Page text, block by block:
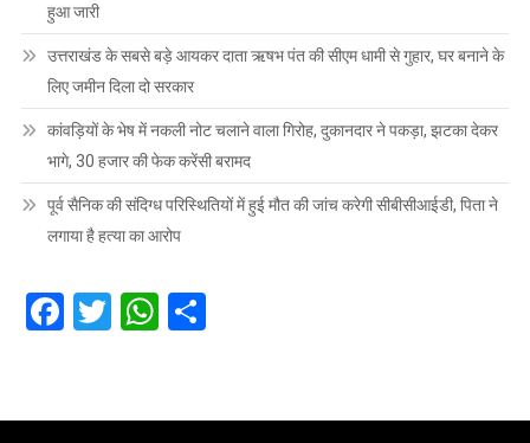
हुआ जारी
उत्तराखंड के सबसे बड़े आयकर दाता ऋषभ पंत की सीएम धामी से गुहार, घर बनाने के
लिए जमीन दिला दो सरकार
कांवड़ियों के भेष में नकली नोट चलाने वाला गिरोह, दुकानदार ने पकड़ा, झटका देकर
भागे, 30 हजार की फेक करेंसी बरामद
पूर्व सैनिक की संदिग्ध परिस्थितियों में हुई मौत की जांच करेगी सीबीसीआईडी, पिता ने
लगाया है हत्या का आरोप
Facebook
TwitterWhatsApp
Share